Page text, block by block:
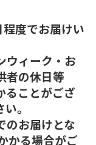
度でお届けい
ウィーク・お
者の休日等
ることがござ
。
のお届けとな
かる場合がご